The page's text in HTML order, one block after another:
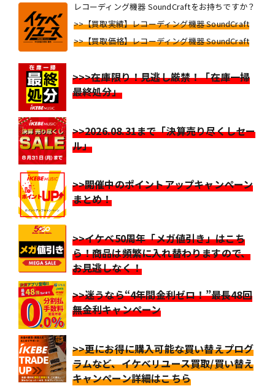
レコーディング機器 SoundCraftをお持ちですか？
>>【買取実績】レコーディング機器 SoundCraft
>>【買取価格】レコーディング機器 SoundCraft
>>>在庫限り！見逃し厳禁！「在庫一掃
最終処分」
>>2026.08.31まで「決算売り尽くしセー
ル」
>>開催中のポイントアップキャンペーン
まとめ！
>>イケベ50周年「メガ値引き」はこち
ら！商品は頻繁に入れ替わりますので、
お見逃しなく！
>>迷うなら“4年間金利ゼロ！”最長48回
無金利キャンペーン
>>更にお得に購入可能な買い替えプログ
ラムなど、イケベリユース買取/買い替え
キャンペーン詳細はこちら